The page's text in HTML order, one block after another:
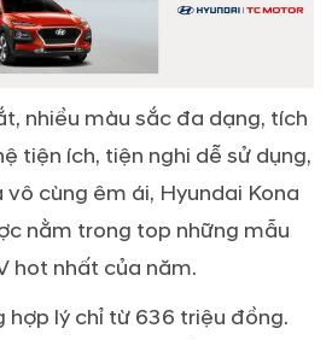
nhiều màu sắc đa dạng, tích
tiện ích, tiện nghi dễ sử dụng,
cùng êm ái, Hyundai Kona
nằm trong top những mẫu
hot nhất của năm.
hợp lý chỉ từ 636 triệu đồng.